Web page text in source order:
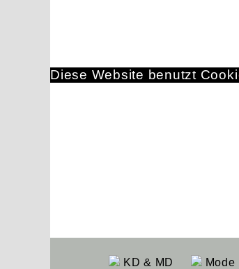
KD & MD Mode
Diese Website benutzt